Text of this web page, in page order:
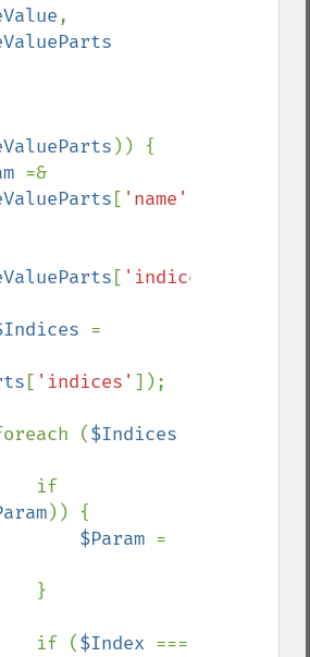
,
)) {
[ 'name'
[ 'indices_present'
[ 'indices' ]);
foreach (
)) {
$Param =
                if (
$Index